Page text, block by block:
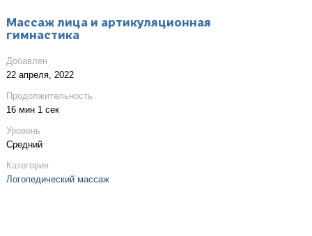
Массаж лица и артикуляционная
гимнастика
Добавлен
22 апреля, 2022
Продолжительность
16 мин 1 сек
Уровень
Средний
Категория
Логопедический массаж